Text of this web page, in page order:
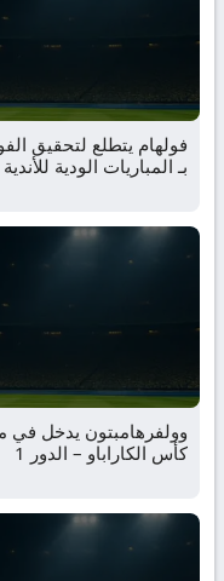
فولهام يتطلع لتحقيق
بـ المباريات الودية للأندية
وولفرهامبتون يدخل في
كأس الكاراباو – الدور 1